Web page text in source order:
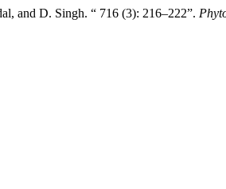
and D. Singh. “ 716 (3): 216–222”.